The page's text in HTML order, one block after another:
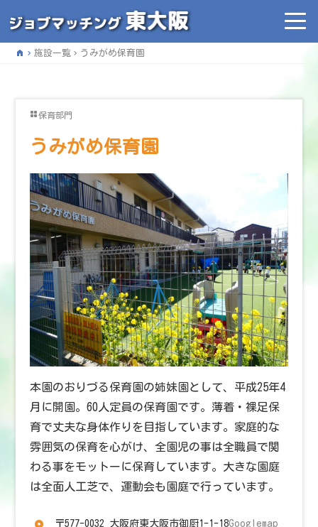
home 施設一覧 うみがめ保育園
保育部門
うみがめ保育園
本園のおりづる保育園の姉妹園として、平成25年4
月に開園。60人定員の保育園です。薄着・裸足保
育で丈夫な身体作りを目指しています。家庭的な
雰囲気の保育を心がけ、全園児の事は全職員で関
わる事をモットーに保育しています。大きな園庭
は全面人工芝で、運動会も園庭で行っています。
〒577-0032 大阪府東大阪市御厨1-1-18Googlemap